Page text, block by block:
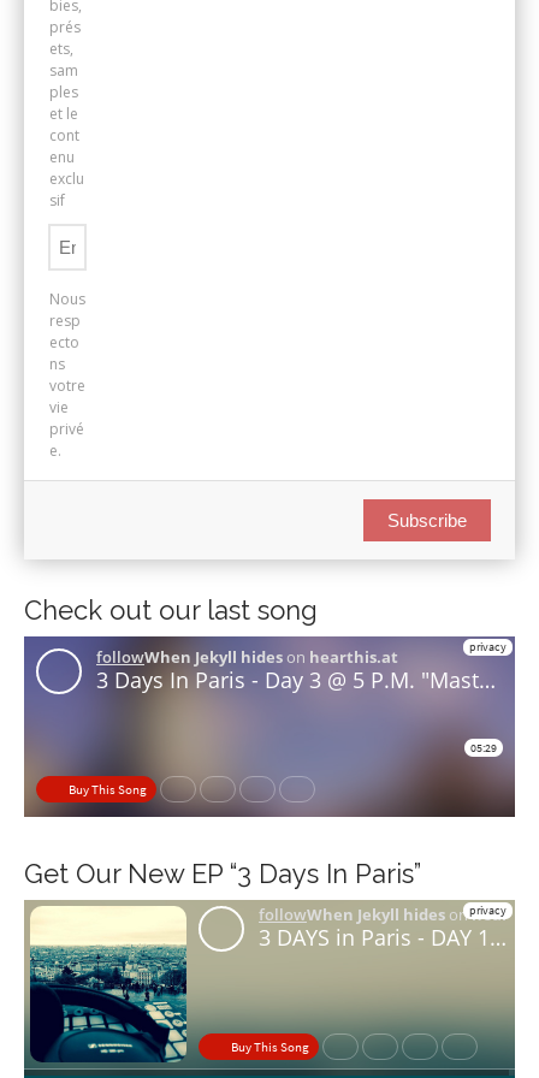
bies,
prés
ets,
sam
ples
et le
cont
enu
exclu
sif
Nous
resp
ecto
ns
votre
vie
privé
e.
Subscribe
Check out our last song
Get Our New EP “3 Days In Paris”